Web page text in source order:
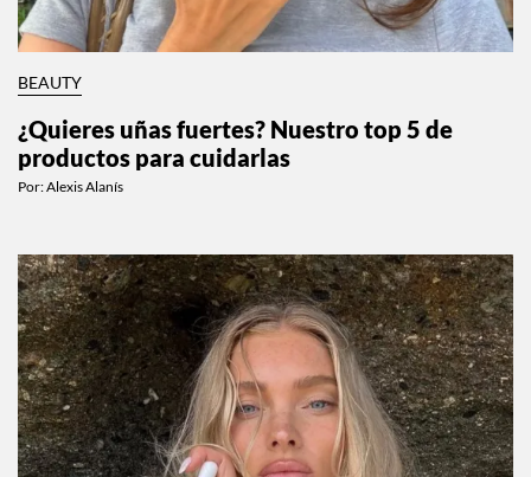
BEAUTY
¿Quieres uñas fuertes? Nuestro top 5 de
productos para cuidarlas
Por:Alexis Alanís